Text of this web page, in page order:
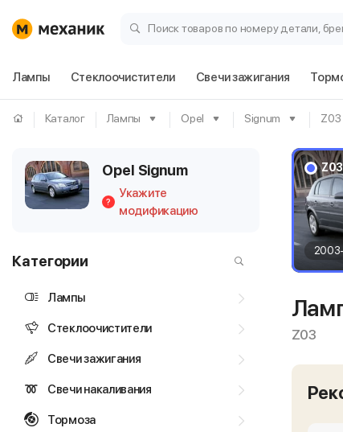
Поиск товаров по номеру детали,
Лампы Стеклоочистители Свечи зажигания
Каталог Лампы Opel Signum Z03
Opel Signum
?
Укажите
модификацию
Категории
Лампы
Стеклоочистители
Свечи зажигания
Свечи накаливания
Тормоза
Z03
Z03